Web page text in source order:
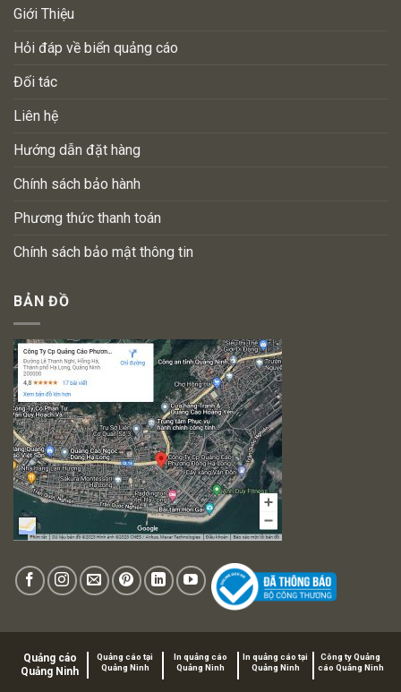
Giới Thiệu
Hỏi đáp về biển quảng cáo
Đối tác
Liên hệ
Hướng dẫn đặt hàng
Chính sách bảo hành
Phương thức thanh toán
Chính sách bảo mật thông tin
BẢN ĐỒ
Quảng cáo
Quảng Ninh
Quảng cáo tại
Quảng Ninh
In quảng cáo
Quảng Ninh
In quảng cáo tại
Quảng Ninh
Công ty Quảng
cáo Quảng Ninh